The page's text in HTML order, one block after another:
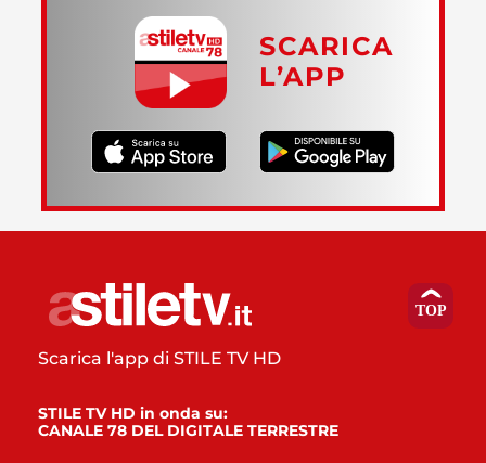
SCARICA
L’APP
Scarica l'app di STILE TV HD
STILE TV HD in onda su:
CANALE 78 DEL DIGITALE TERRESTRE